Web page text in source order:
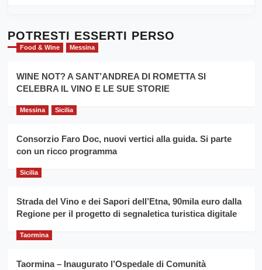
l’
evento
per
la
filiera
grano
Cronoscalata
Giarre
Montesalice
per
il
anno
Franco
Caruso
POTRESTI ESSERTI PERSO
Food & Wine Messina
WINE NOT? A SANT’ANDREA DI ROMETTA SI
CELEBRA IL VINO E LE SUE STORIE
Messina Sicilia
Consorzio Faro Doc, nuovi vertici alla guida. Si parte
con un ricco programma
Sicilia
Strada del Vino e dei Sapori dell’Etna, 90mila euro dalla
Regione per il progetto di segnaletica turistica digitale
Taormina
Taormina – Inaugurato l’Ospedale di Comunità